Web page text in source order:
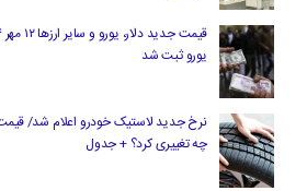
یورو ثبت شد
نرخ جدید لاستیک خودرو اعلام شد/
چه تغییری کرد؟ + جدول